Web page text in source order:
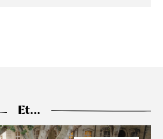
Et…